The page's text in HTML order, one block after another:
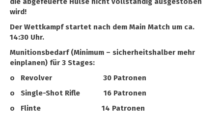
wird!
Der Wettkampf startet nach dem Main Match um ca.
14:30 Uhr.
Munitionsbedarf (Minimum – sicherheitshalber mehr
einplanen) für 3 Stages:
o Revolver 30 Patronen
o Single-Shot Rifle 16 Patronen
o Flinte 14 Patronen